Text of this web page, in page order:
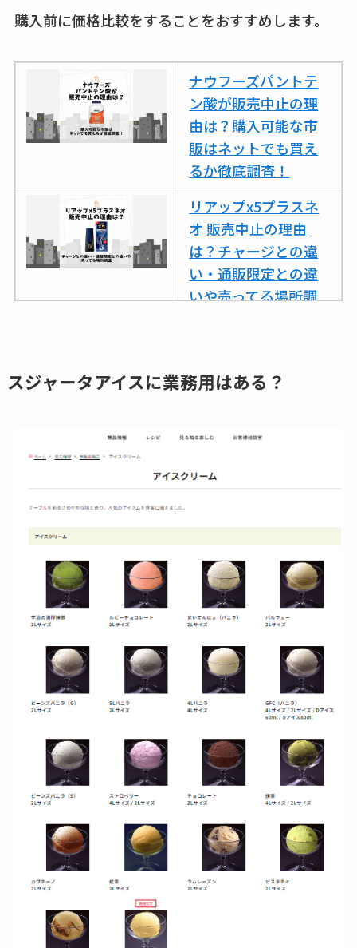
購入前に価格比較をすることをおすすめします。
ナウフーズパントテ
ン酸が販売中止の理
由は？購入可能な市
販はネットでも買え
るか徹底調査！
リアップx5プラスネ
オ 販売中止の理由
は？チャージとの違
い・通販限定との違
いや売ってる場所調
め替えはどこで売っ
通販調査
アクアテクトゲルが
こ？楽天・amazonで
買える？値段や手荒
れの口コミも調査
しまむら布団セット
の料金は？セール・
半額になるのはい
つ？激安販売店・通
販も調査
てる？ロフトやハン
ズで買える？楽天や
amazonなど通販の販
売店も調査
エッセンシャルフラ
ットが廃盤？なぜ？
スジャータアイスに業務用はある？